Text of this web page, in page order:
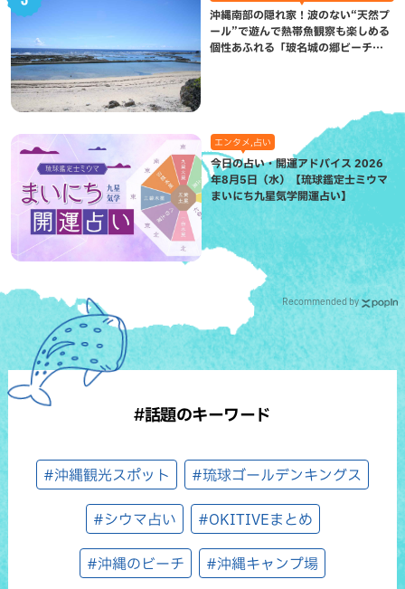
沖縄南部の隠れ家！波のない“天然プ
ール”で遊んで熱帯魚観察も楽しめる
個性あふれる「玻名城の郷ビーチ」
エンタメ,占い
今日の占い・開運アドバイス 2026
年8月5日（水）【琉球鑑定士ミウマ
まいにち九星気学開運占い】
Recommended by
#話題のキーワード
#沖縄観光スポット #琉球ゴールデンキングス
#シウマ占い #OKITIVEまとめ
#沖縄のビーチ #沖縄キャンプ場